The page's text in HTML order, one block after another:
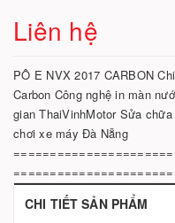
Liên hệ
PÔ E NVX 2017 CARBON
Carbon Công nghệ in màn
gian ThaiVinhMotor Sửa
chơi xe máy Đà Nẵng
CHI TIẾT SẢN PHẨM